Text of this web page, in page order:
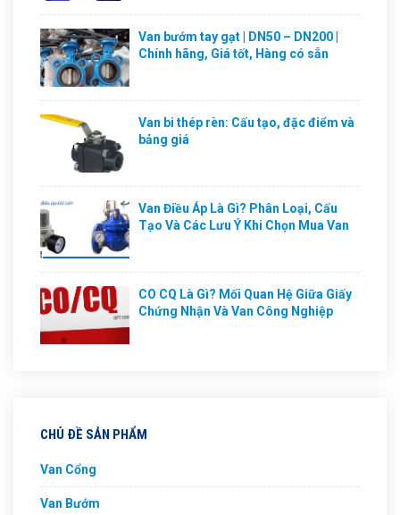
Van bướm tay gạt | DN50 – DN200 |
Chính hãng, Giá tốt, Hàng có sẵn
Van bi thép rèn: Cấu tạo, đặc điểm và
bảng giá
Van Điều Áp Là Gì? Phân Loại, Cấu
Tạo Và Các Lưu Ý Khi Chọn Mua Van
CO CQ Là Gì? Mối Quan Hệ Giữa Giấy
Chứng Nhận Và Van Công Nghiệp
CHỦ ĐỀ SẢN PHẨM
Van Cổng
Van Bướm